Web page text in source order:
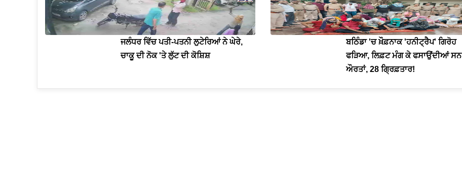
ਜਲੰਧਰ ਵਿੱਚ ਪਤੀ-ਪਤਨੀ ਲੁਟੇਰਿਆਂ ਨੇ ਘੇਰੇ,
ਚਾਕੂ ਦੀ ਨੋਕ 'ਤੇ ਲੁੱਟ ਦੀ ਕੋਸ਼ਿਸ਼
ਬਠਿੰਡਾ 'ਚ ਖ਼ੌਫ਼ਨਾਕ 'ਹਨੀਟ੍ਰੈਪ' ਗਿਰੋਹ
ਫੜਿਆ, ਲਿਫ਼ਟ ਮੰਗ ਕੇ ਫਸਾਉਂਦੀਆਂ ਸਨ
ਔਰਤਾਂ, 28 ਗ੍ਰਿਫ਼ਤਾਰ!